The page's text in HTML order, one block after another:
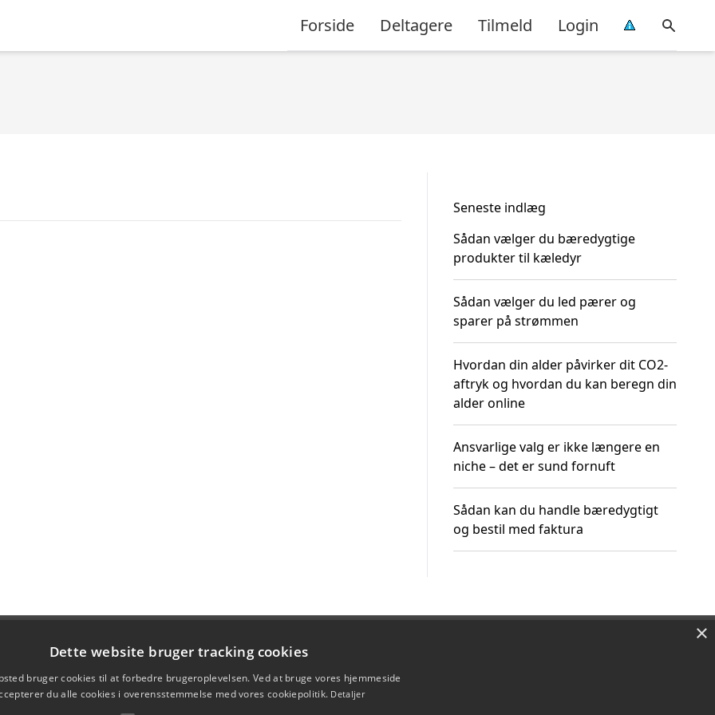
Forside Deltagere Tilmeld Login
Seneste indlæg
Sådan vælger du bæredygtige
produkter til kæledyr
Sådan vælger du led pærer og
sparer på strømmen
Hvordan din alder påvirker dit CO2-
aftryk og hvordan du kan beregn din
alder online
Ansvarlige valg er ikke længere en
niche – det er sund fornuft
Sådan kan du handle bæredygtigt
og bestil med faktura
×
Dette website bruger tracking cookies
bruger cookies til at forbedre brugeroplevelsen. Ved at bruge vores hjemmeside
du alle cookies i overensstemmelse med vores cookiepolitik. Detaljer